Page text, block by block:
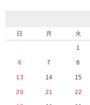
日 月 火
1
6 7 8
13 14 15
20 21 22